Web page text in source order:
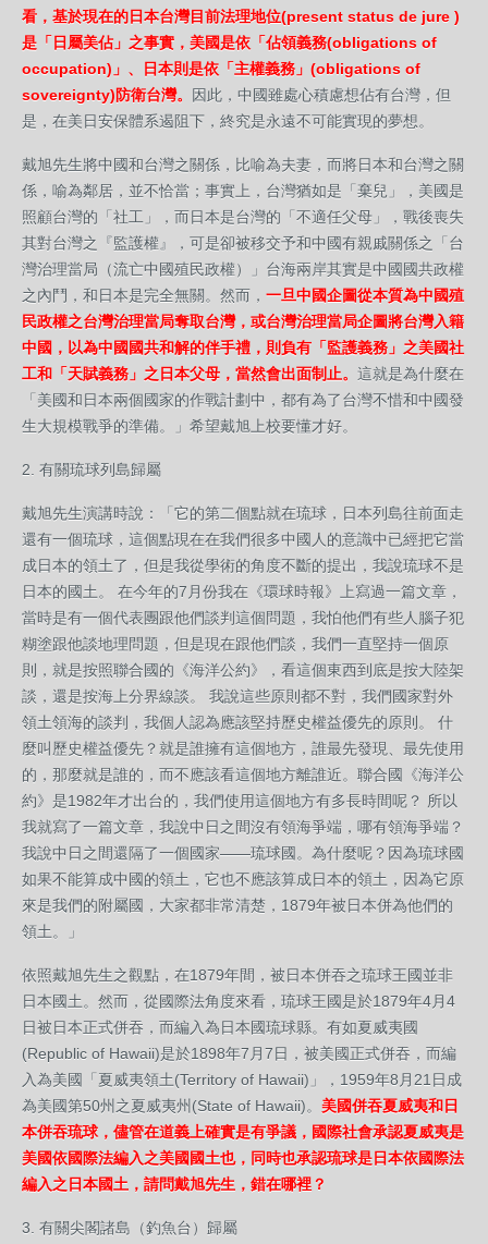
看，基於現在的日本台灣目前法理地位(present status de jure )
是「日屬美佔」之事實，美國是依「佔領義務(obligations of
occupation)」、日本則是依「主權義務」(obligations of
sovereignty)防衛台灣。
因此，中國雖處心積慮想佔有台灣，但
是，在美日安保體系遏阻下，終究是永遠不可能實現的夢想。
戴旭先生將中國和台灣之關係，比喻為夫妻，而將日本和台灣之關
係，喻為鄰居，並不恰當；事實上，台灣猶如是「棄兒」，美國是
照顧台灣的「社工」，而日本是台灣的「不適任父母」，戰後喪失
其對台灣之『監護權』，可是卻被移交予和中國有親戚關係之「台
灣治理當局（流亡中國殖民政權）」台海兩岸其實是中國國共政權
之內鬥，和日本是完全無關。然而， 一旦中國企圖從本質為中國殖
民政權之台灣治理當局奪取台灣，或台灣治理當局企圖將台灣入籍
中國，以為中國國共和解的伴手禮，則負有「監護義務」之美國社
工和「天賦義務」之日本父母，當然會出面制止。 這就是為什麼在
「美國和日本兩個國家的作戰計劃中，都有為了台灣不惜和中國發
生大規模戰爭的準備。」希望戴旭上校要懂才好。
2. 有關琉球列島歸屬
戴旭先生演講時說：「它的第二個點就在琉球，日本列島往前面走
還有一個琉球，這個點現在在我們很多中國人的意識中已經把它當
成日本的領土了，但是我從學術的角度不斷的提出，我說琉球不是
日本的國土。 在今年的7月份我在《環球時報》上寫過一篇文章，
當時是有一個代表團跟他們談判這個問題，我怕他們有些人腦子犯
糊塗跟他談地理問題，但是現在跟他們談，我們一直堅持一個原
則，就是按照聯合國的《海洋公約》，看這個東西到底是按大陸架
談，還是按海上分界線談。 我說這些原則都不對，我們國家對外
領土領海的談判，我個人認為應該堅持歷史權益優先的原則。 什
麼叫歷史權益優先？就是誰擁有這個地方，誰最先發現、最先使用
的，那麼就是誰的，而不應該看這個地方離誰近。聯合國《海洋公
約》是1982年才出台的，我們使用這個地方有多長時間呢？ 所以
我就寫了一篇文章，我說中日之間沒有領海爭端，哪有領海爭端？
我說中日之間還隔了一個國家——琉球國。為什麼呢？因為琉球國
如果不能算成中國的領土，它也不應該算成日本的領土，因為它原
來是我們的附屬國，大家都非常清楚，1879年被日本併為他們的
領土。」
依照戴旭先生之觀點，在1879年間，被日本併吞之琉球王國並非
日本國土。然而，從國際法角度來看，琉球王國是於1879年4月4
日被日本正式併吞，而編入為日本國琉球縣。有如夏威夷國
(Republic of Hawaii)是於1898年7月7日，被美國正式併吞，而編
入為美國「夏威夷領土(Territory of Hawaii)」，1959年8月21日成
為美國第50州之夏威夷州(State of Hawaii)。 美國併吞夏威夷和日
本併吞琉球，儘管在道義上確實是有爭議，國際社會承認夏威夷是
美國依國際法編入之美國國土也，同時也承認琉球是日本依國際法
編入之日本國土，請問戴旭先生，錯在哪裡？
3. 有關尖閣諸島（釣魚台）歸屬